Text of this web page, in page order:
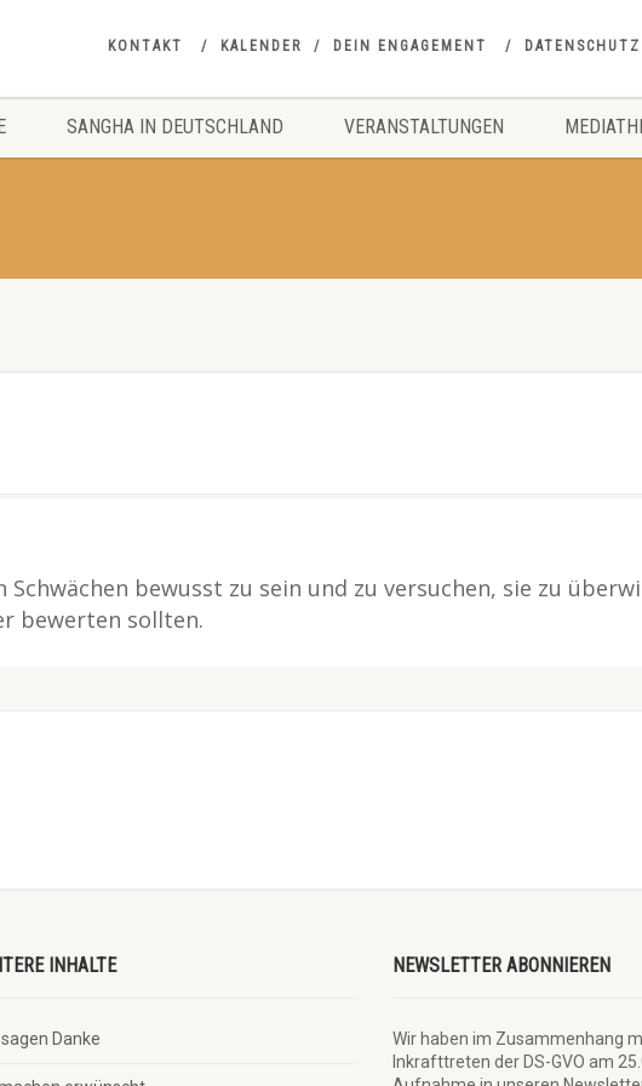
KONTAKT KALENDER DEIN ENGAGEMENT DATENSCHUTZ
SANGHA IN DEUTSCHLAND VERANSTALTUNGEN
Schwächen bewusst zu sein und zu versuchen, sie zu
bewerten sollten.
INHALTE
Danke
NEWSLETTER ABONNIEREN
Wir haben im Zusammenhang
Inkrafttreten der DS-GVO am